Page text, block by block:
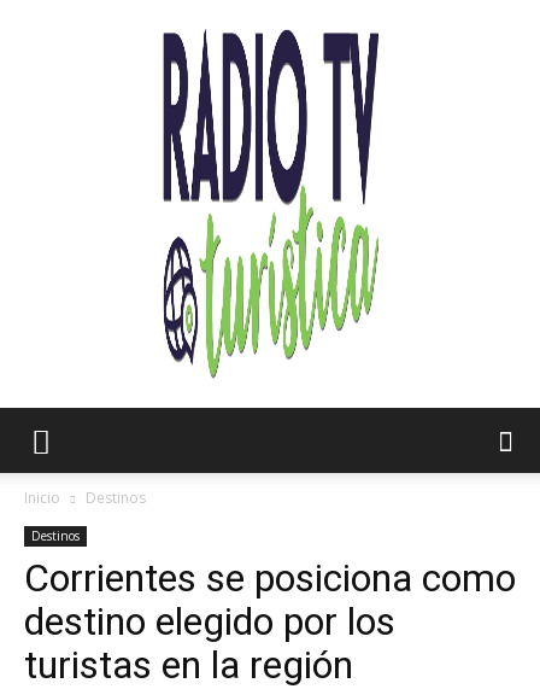
TV
Turística
Inicio Destinos
Destinos
Corrientes se posiciona como
destino elegido por los
turistas en la región